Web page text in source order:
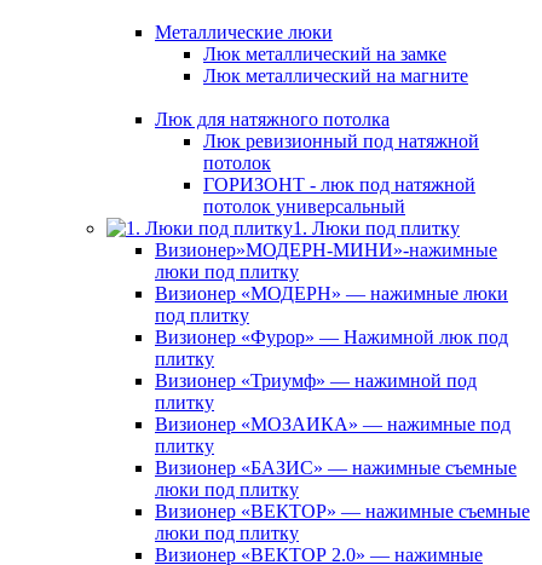
Металлические люки
Люк металлический на замке
Люк металлический на магните
Люк для натяжного потолка
Люк ревизионный под натяжной
потолок
ГОРИЗОНТ - люк под натяжной
потолок универсальный
1. Люки под плитку
Визионер»МОДЕРН-МИНИ»-нажимные
люки под плитку
Визионер «МОДЕРН» — нажимные люки
под плитку
Визионер «Фурор» — Нажимной люк под
плитку
Визионер «Триумф» — нажимной под
плитку
Визионер «МОЗАИКА» — нажимные под
плитку
Визионер «БАЗИС» — нажимные съемные
люки под плитку
Визионер «ВЕКТОР» — нажимные съемные
люки под плитку
Визионер «ВЕКТОР 2.0» — нажимные